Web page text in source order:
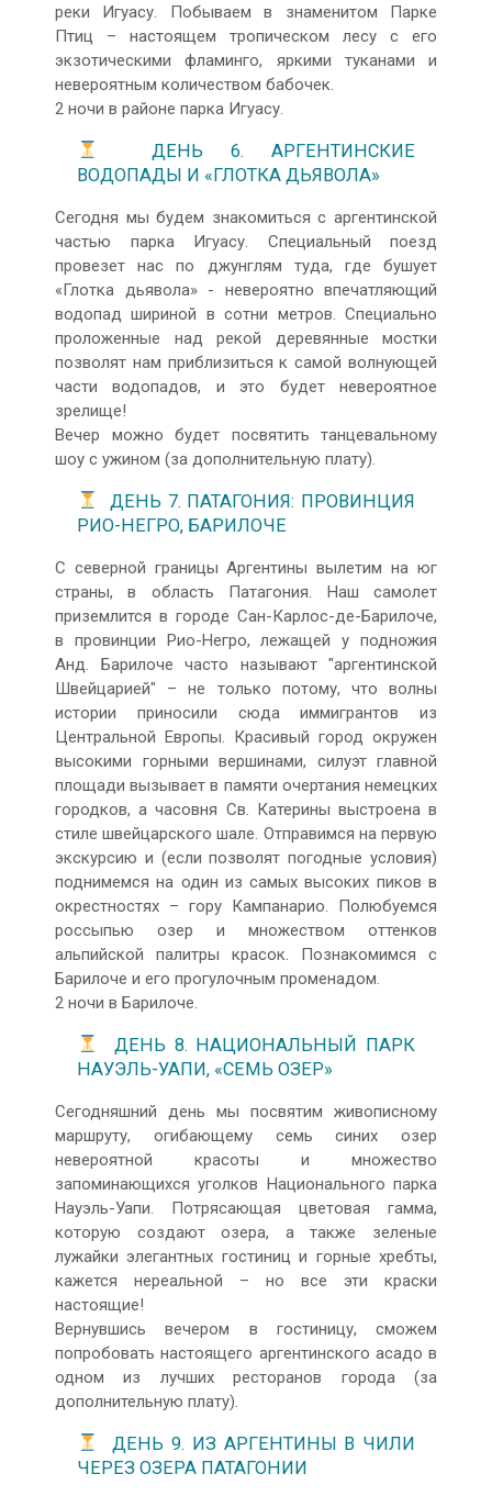
реки Игуасу. Побываем в знаменитом Парке
Птиц – настоящем тропическом лесу с его
экзотическими фламинго, яркими туканами и
невероятным количеством бабочек.
2 ночи в районе парка Игуасу.
ДЕНЬ 6. АРГЕНТИНСКИЕ
ВОДОПАДЫ И «ГЛОТКА ДЬЯВОЛА»
Сегодня мы будем знакомиться с аргентинской
частью парка Игуасу. Специальный поезд
провезет нас по джунглям туда, где бушует
«Глотка дьявола» - невероятно впечатляющий
водопад шириной в сотни метров. Специально
проложенные над рекой деревянные мостки
позволят нам приблизиться к самой волнующей
части водопадов, и это будет невероятное
зрелище!
Вечер можно будет посвятить танцевальному
шоу с ужином (за дополнительную плату).
ДЕНЬ 7. ПАТАГОНИЯ: ПРОВИНЦИЯ
РИО-НЕГРО, БАРИЛОЧЕ
С северной границы Аргентины вылетим на юг
страны, в область Патагония. Наш самолет
приземлится в городе Сан-Карлос-де-Барилоче,
в провинции Рио-Негро, лежащей у подножия
Анд. Барилоче часто называют "аргентинской
Швейцарией" – не только потому, что волны
истории приносили сюда иммигрантов из
Центральной Европы. Красивый город окружен
высокими горными вершинами, силуэт главной
площади вызывает в памяти очертания немецких
городков, а часовня Св. Катерины выстроена в
стиле швейцарского шале. Отправимся на первую
экскурсию и (если позволят погодные условия)
поднимемся на один из самых высоких пиков в
окрестностях – гору Кампанарио. Полюбуемся
россыпью озер и множеством оттенков
альпийской палитры красок. Познакомимся с
Барилоче и его прогулочным променадом.
2 ночи в Барилоче.
ДЕНЬ 8. НАЦИОНАЛЬНЫЙ ПАРК
НАУЭЛЬ-УАПИ, «СЕМЬ ОЗЕР»
Сегодняшний день мы посвятим живописному
маршруту, огибающему семь синих озер
невероятной красоты и множество
запоминающихся уголков Национального парка
Науэль-Уапи. Потрясающая цветовая гамма,
которую создают озера, а также зеленые
лужайки элегантных гостиниц и горные хребты,
кажется нереальной – но все эти краски
настоящие!
Вернувшись вечером в гостиницу, сможем
попробовать настоящего аргентинского асадо в
одном из лучших ресторанов города (за
дополнительную плату).
ДЕНЬ 9. ИЗ АРГЕНТИНЫ В ЧИЛИ
ЧЕРЕЗ ОЗЕРА ПАТАГОНИИ